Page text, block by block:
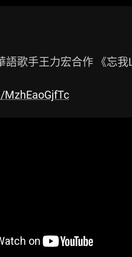
語歌手王力宏合作 《忘我